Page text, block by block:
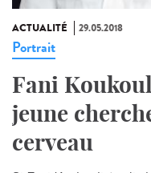
ACTUALITÉ 29.05.2018
Portrait
Fani
jeune
cerveau